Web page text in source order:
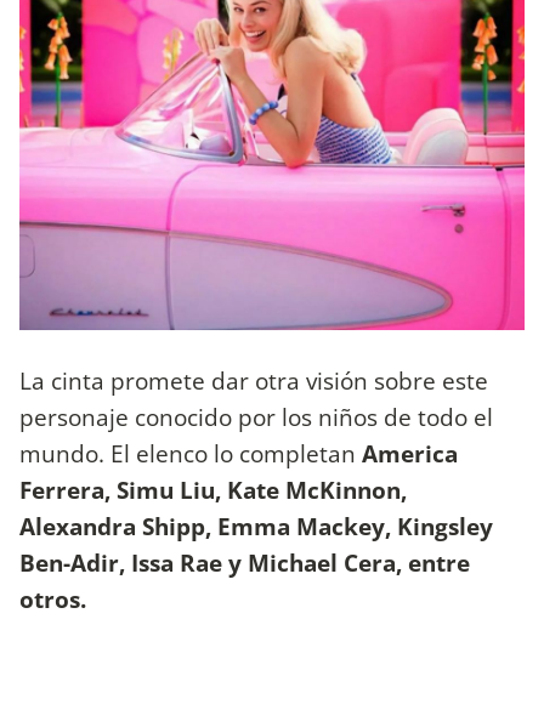
La cinta promete dar otra visión sobre este
personaje conocido por los niños de todo el
mundo. El elenco lo completan America
Ferrera, Simu Liu, Kate McKinnon,
Alexandra Shipp, Emma Mackey, Kingsley
Ben-Adir, Issa Rae y Michael Cera, entre
otros.